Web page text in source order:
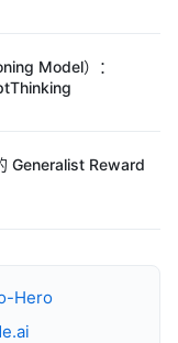
Model）：
Generalist Reward
Hero